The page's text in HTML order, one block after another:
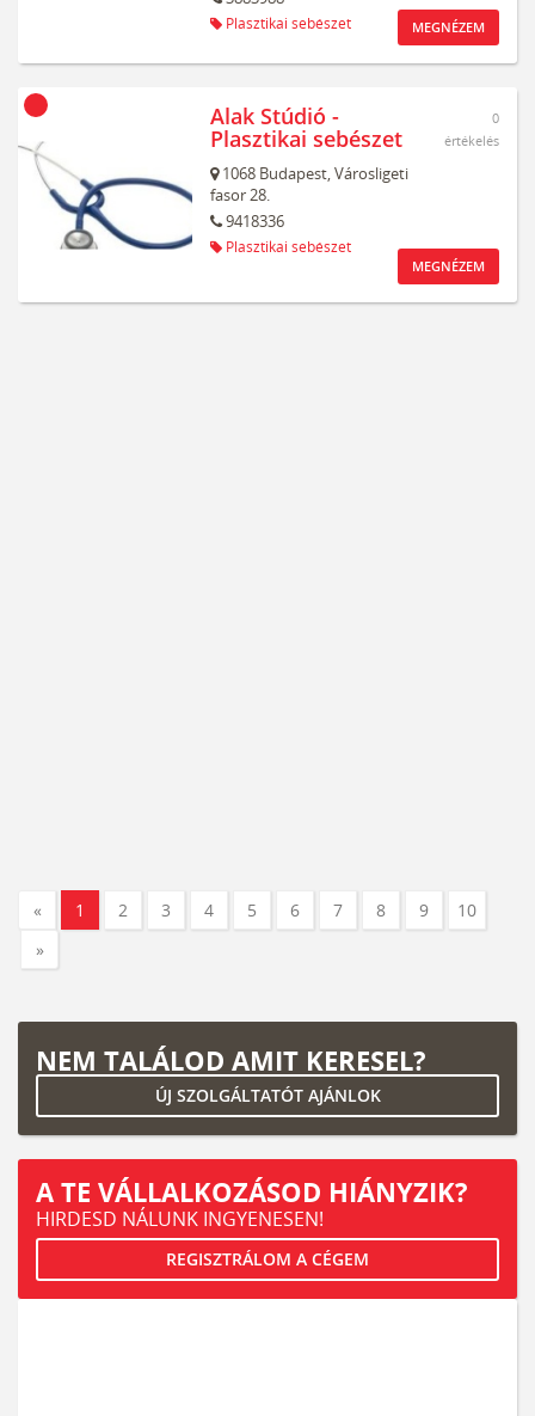
Plasztikai sebészet MEGNÉZEM
Alak Stúdió -
Plasztikai sebészet
1068 Budapest,Városligeti
fasor 28.
9418336
Plasztikai sebészet
0
értékelés
MEGNÉZEM
« 1 2 3 4 5 6 7 8 9
10
»
NEM TALÁLOD AMIT KERESEL?
ÚJ SZOLGÁLTATÓT AJÁNLOK
A TE VÁLLALKOZÁSOD HIÁNYZIK?
HIRDESD NÁLUNK INGYENESEN!
REGISZTRÁLOM A CÉGEM